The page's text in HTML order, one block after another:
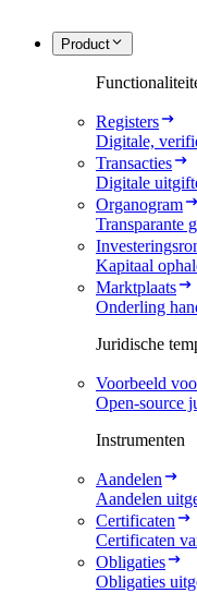
Product
Registers
Digitale,
Transacties
Digitale
Organogram
Transparante
Kapitaal
Marktplaats
Onderling
Juridische
Voorbeeld
Open-source
Instrumenten
Aandelen
Aandelen
Certificaten
Certificaten
Obligaties
Obligaties